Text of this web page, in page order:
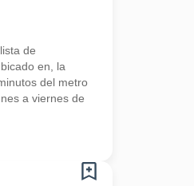
de
en, la
del metro
a viernes de